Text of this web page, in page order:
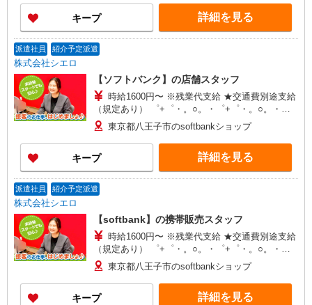
い・週払い可能（規程有）★ ゜・。○。・゜
+゜・。○。・゜+゜
キープ 詳細を見る
派遣社員 紹介予定派遣
株式会社シエロ
【ソフトバンク】の店舗スタッフ
時給1600円〜 ※残業代支給 ★交通費別途支給
（規定あり） ゜+゜・。○。・゜+゜・。○。・゜
+゜ 入社祝い金10万円支給(規定有) お友達を紹介
頂くと, インセンティブ支給(規定有) ★月2回払
い・週払い可能（規程有）★ ゜・。○。・゜
+゜・。○。・゜+゜
東京都八王子市のsoftbankショップ
キープ 詳細を見る
派遣社員 紹介予定派遣
株式会社シエロ
【softbank】の携帯販売スタッフ
時給1600円〜 ※残業代支給 ★交通費別途支給
（規定あり） ゜+゜・。○。・゜+゜・。○。・゜
+゜ 入社祝い金10万円支給(規定有) お友達を紹介
頂くと, インセンティブ支給(規定有) ★月2回払
い・週払い可能（規程有）★ ゜・。○。・゜
+゜・。○。・゜+゜
東京都八王子市のsoftbankショップ
キープ 詳細を見る